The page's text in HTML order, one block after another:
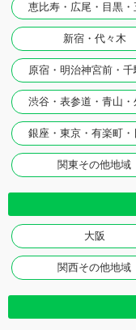
恵比寿・広尾・目黒・
新宿・代々木
原宿・明治神宮前・
渋谷・表参道・青山
銀座・東京・有楽町
関東その他地域
大阪
関西その他地域